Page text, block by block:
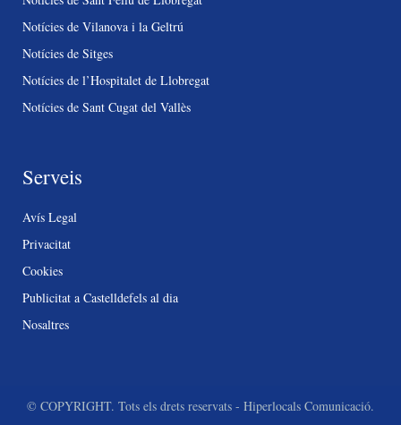
Notícies de Vilanova i la Geltrú
Notícies de Sitges
Notícies de l’Hospitalet de Llobregat
Notícies de Sant Cugat del Vallès
Serveis
Avís Legal
Privacitat
Cookies
Publicitat a Castelldefels al dia
Nosaltres
© COPYRIGHT. Tots els drets reservats - Hiperlocals Comunicació.